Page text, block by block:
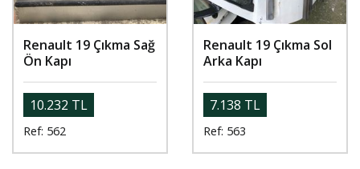
Renault 19 Çıkma Sağ
Ön Kapı
10.232 TL
Ref: 562
Renault 19 Çıkma Sol
Arka Kapı
7.138 TL
Ref: 563